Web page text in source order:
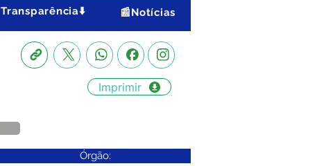
Transparência⬇️ 📰Notícias
Imprimir
Órgão: